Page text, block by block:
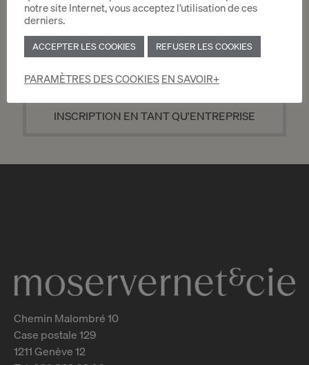
INSCRIPTION EN TANT QUE PARTICULIER
INSCRIPTION EN TANT QU'ENTREPRISE
Chemin Malombré 10
Case postale 129
1211 Genève 12
notre site Internet, vous acceptez l’utilisation de ces
derniers.
ACCEPTER LES COOKIES REFUSER LES COOKIES
PARAMÈTRES DES COOKIESEN SAVOIR+